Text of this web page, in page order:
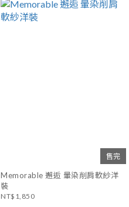
售完
Memorable 邂逅 暈染削肩軟紗洋
裝
NT$1,850